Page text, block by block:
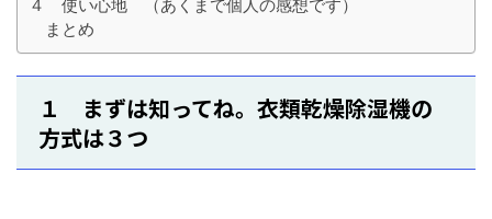
４ 使い心地 （あくまで個人の感想です）
まとめ
１ まずは知ってね。衣類乾燥除湿機の
方式は３つ